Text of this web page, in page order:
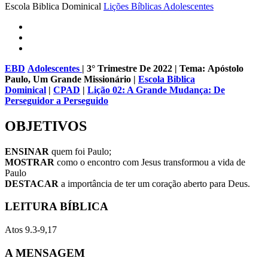
Escola Biblica Dominical Lições Bíblicas Adolescentes
EBD Adolescentes | 3° Trimestre De 2022 | Tema: Apóstolo
Paulo, Um Grande Missionário | Escola Biblica
Dominical | CPAD | Lição 02: A Grande Mudança: De
Perseguidor a Perseguido
OBJETIVOS
ENSINAR quem foi Paulo;
MOSTRAR como o encontro com Jesus transformou a vida de
Paulo
DESTACAR a importância de ter um coração aberto para Deus.
LEITURA BÍBLICA
Atos 9.3-9,17
A MENSAGEM